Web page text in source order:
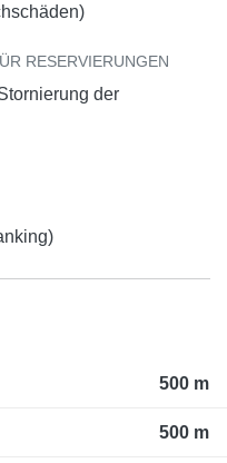
RESERVIERUNGEN
der
500 m
500 m